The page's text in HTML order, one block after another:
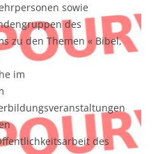
sowie
des
zu den Themen « Bibel,
im
des